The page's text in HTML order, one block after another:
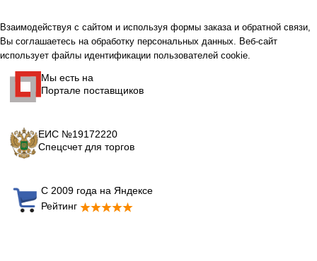
Взаимодействуя с сайтом и используя формы заказа и обратной связи,
Вы соглашаетесь на обработку персональных данных. Веб-сайт
использует файлы идентификации пользователей cookie.
Мы есть на
Портале поставщиков
ЕИС №19172220
Спецсчет для торгов
С 2009 года на Яндексе
Рейтинг